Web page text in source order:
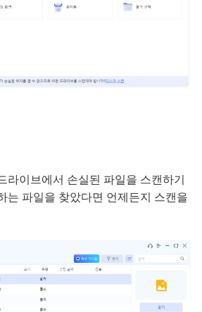
라이브에서 손실된 파일을 스캔하기
는 파일을 찾았다면 언제든지 스캔을